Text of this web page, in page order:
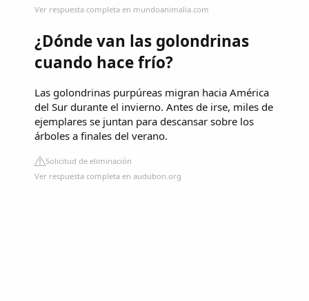
Ver respuesta completa en mundoanimalia.com
¿Dónde van las golondrinas
cuando hace frío?
Las golondrinas purpúreas migran hacia América
del Sur durante el invierno. Antes de irse, miles de
ejemplares se juntan para descansar sobre los
árboles a finales del verano.
Solicitud de eliminación
Ver respuesta completa en audubon.org